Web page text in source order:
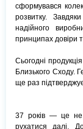
сформувався
розвитку.
надійного
принципах довіри
Сьогодні
Близького Сходу.
ще раз
37 років — це не
рухатися далі.